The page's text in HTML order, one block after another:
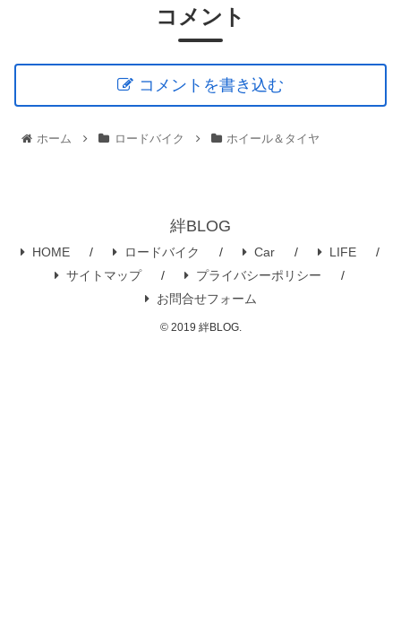
コメント
コメントを書き込む
ホーム ロードバイク ホイール＆タイヤ
絆BLOG
HOME ロードバイク Car
LIFE
サイトマップ
プライバシーポリシー
お問合せフォーム
© 2019 絆BLOG.